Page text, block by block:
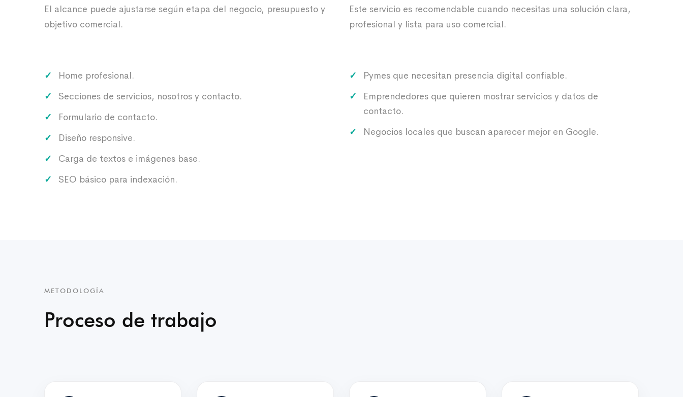
El alcance puede ajustarse según etapa del negocio, presupuesto y
objetivo comercial.
Home profesional.
Secciones de servicios, nosotros y contacto.
Formulario de contacto.
Diseño responsive.
Carga de textos e imágenes base.
SEO básico para indexación.
Este servicio es recomendable cuando necesitas una solución clara,
profesional y lista para uso comercial.
Pymes que necesitan presencia digital confiable.
Emprendedores que quieren mostrar servicios y datos de
contacto.
Negocios locales que buscan aparecer mejor en Google.
METODOLOGÍA
Proceso de trabajo